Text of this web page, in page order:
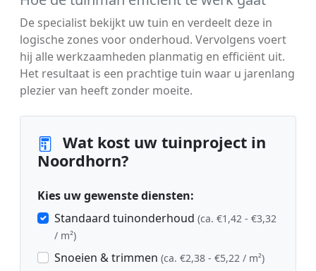
De specialist bekijkt uw tuin en verdeelt deze in
logische zones voor onderhoud. Vervolgens voert
hij alle werkzaamheden planmatig en efficiënt uit.
Het resultaat is een prachtige tuin waar u jarenlang
plezier van heeft zonder moeite.
Wat kost uw tuinproject in
Noordhorn?
Kies uw gewenste diensten:
Standaard tuinonderhoud (ca. €1,42 - €3,32
/ m²)
Snoeien & trimmen (ca. €2,38 - €5,22 / m²)